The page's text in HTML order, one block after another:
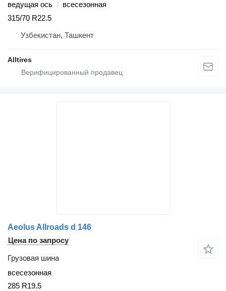
ведущая ось
всесезонная
315/70 R22.5
Узбекистан, Ташкент
Alltires
Aeolus Allroads d 146
Цена по запросу
Грузовая шина
всесезонная
285 R19.5